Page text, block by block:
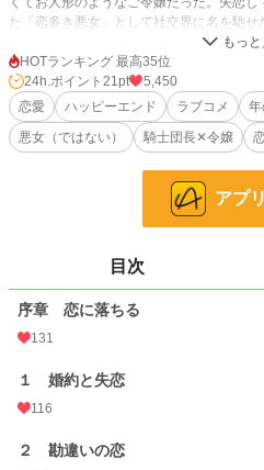
た「恋多き悪女」として社交界に名を馳
新たな恋を探せばいいと提案される。「
か叔母と間違われたアレックスは、偶然出
指導することに。「待って、私は恋愛初心
に、なぜか年上の騎士団長へ恋愛指南をす
レックスと、結婚をせかされつつも、女性
強面騎士団長、エイデンの、すれ違い恋愛
26,622 位 / 228,909 件
11,553 位 / 66,389 件
279
24h.ポイント 21 pt
文字数
更新日時 2025.05.31 20:02
初回公開日時
初回完結日時 2025.05.31 20:03
HOTランキング 最高35位
24h.ポイント 21pt
5,450
恋愛
ハッピーエンド ラブコメ 年
悪女（ではない）
騎士団長✕令嬢
アプ
目次
序章 恋に落ちる
131
１ 婚約と失恋
116
２ 勘違いの恋